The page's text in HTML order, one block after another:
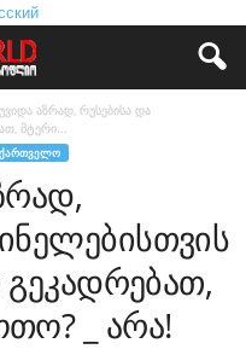
აზრად, რუსებისა და
მტერი...
გეკადრებათ,
_ არა!